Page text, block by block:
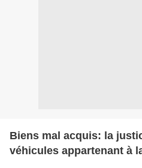
Biens mal acquis: la
véhicules appartenant à